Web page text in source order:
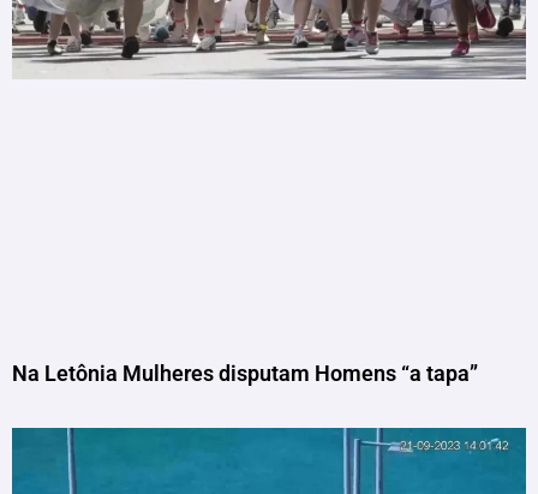
Na Letônia Mulheres disputam Homens “a tapa”